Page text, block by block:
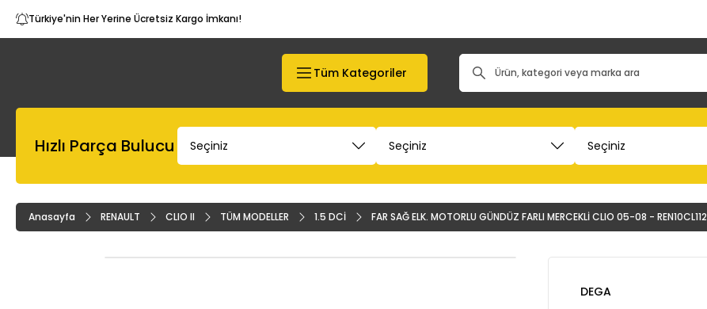
Türkiye'nin Her Yerine Ücretsiz Kargo İmkanı!
Tüm Kategoriler
Hızlı Parça Bulucu
Anasayfa RENAULT CLIO II TÜM MODELLER 1.5 DCİ FAR SAĞ ELK. MOTORLU GÜNDÜZ FARLI MERCEKLİ CLIO 05-08 - REN10CL112
DEGA